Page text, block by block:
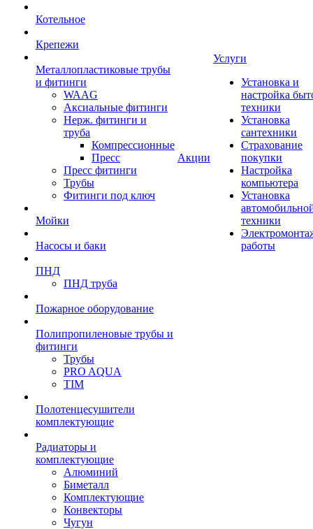
Котельное
Крепежи
Металлопластиковые трубы
и фитинги
WAAG
Аксиальные фитинги
Нерж. фитинги и
труба
Компрессионные
Пресс
Пресс фитинги
Трубы
Фитинги под ключ
Мойки
Насосы и баки
ПНД
ПНД труба
Пожарное оборудование
Полипропиленовые трубы и
фитинги
Трубы
PRO AQUA
TIM
Полотенцесушители
комплектующие
Радиаторы и
комплектующие
Алюминий
Биметалл
Комплектующие
Конвекторы
Чугун
Акции
Услуги
Установка и
настройка
техники
Установка
сантехники
Страхование
покупки
Настройка
компьютера
Установка
техники
работы